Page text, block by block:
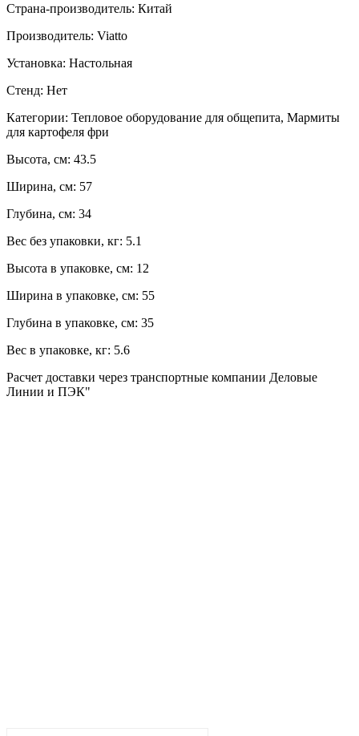
Страна-производитель: Китай
Производитель: Viatto
Установка: Настольная
Стенд: Нет
Категории: Тепловое оборудование для общепита, Мармиты
для картофеля фри
Высота, см: 43.5
Ширина, см: 57
Глубина, см: 34
Вес без упаковки, кг: 5.1
Высота в упаковке, см: 12
Ширина в упаковке, см: 55
Глубина в упаковке, см: 35
Вес в упаковке, кг: 5.6
Расчет доставки через транспортные компании Деловые
Линии и ПЭК"